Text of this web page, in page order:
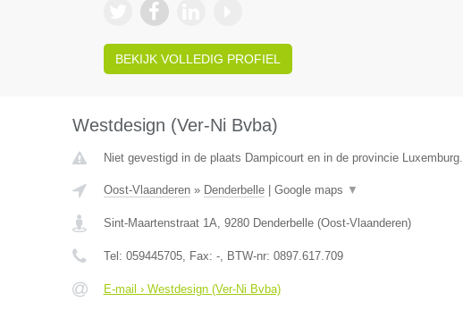
BEKIJK VOLLEDIG PROFIEL
Westdesign (Ver-Ni Bvba)
Niet gevestigd in de plaats Dampicourt en in de provincie Luxemburg.
Oost-Vlaanderen» Denderbelle| Google maps ▼
Sint-Maartenstraat 1A, 9280 Denderbelle(Oost-Vlaanderen)
Tel: 059445705, Fax: -, BTW-nr: 0897.617.709
E-mail › Westdesign (Ver-Ni Bvba)